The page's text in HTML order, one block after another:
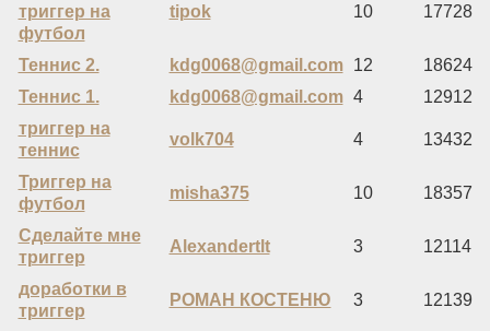
триггер на
футбол
tipok 10 17728
Теннис 2. kdg0068@gmail.com 12
18624
Теннис 1.
kdg0068@gmail.com 4
12912
триггер на
теннис
volk704 4 13432
Триггер на
футбол
misha375 10 18357
Сделайте мне
триггер
Alexandertlt 3 12114
доработки в
триггер
РОМАН КОСТЕНЮ 3 12139